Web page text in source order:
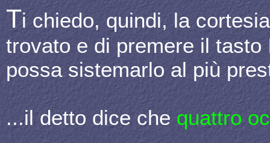
Ti chiedo, quindi, la
trovato e di premere il tasto
possa sistemarlo al più
...il detto dice chequattro